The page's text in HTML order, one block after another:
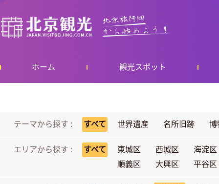
ホーム 観光スポット
テーマから探す : すべて 世界遺産 名所旧跡
エリアから探す : すべて 東城区 西城区
海淀区
順義区
大興区 平谷区